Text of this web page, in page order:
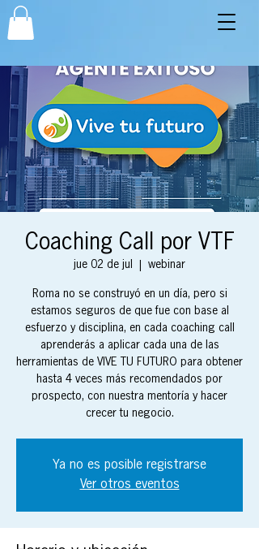
Coaching Call por VTF
jue 02 de jul webinar
Roma no se construyó en un día, pero si
estamos seguros de que fue con base al
esfuerzo y disciplina, en cada coaching call
aprenderás a aplicar cada una de las
herramientas de VIVE TU FUTURO para obtener
hasta 4 veces más recomendados por
prospecto, con nuestra mentoría y hacer
crecer tu negocio.
Ya no es posible registrarse
Ver otros eventos